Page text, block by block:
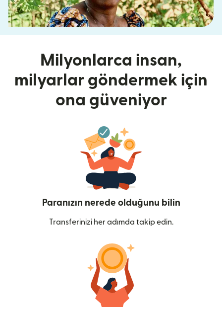
Milyonlarca insan,
milyarlar göndermek için
ona güveniyor
Paranızın nerede olduğunu bilin
Transferinizi her adımda takip edin.